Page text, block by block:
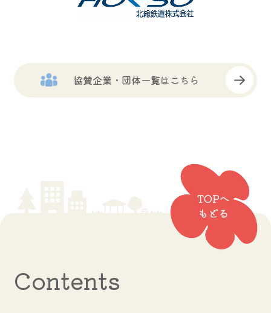
協賛企業・団体一覧はこちら
Contents